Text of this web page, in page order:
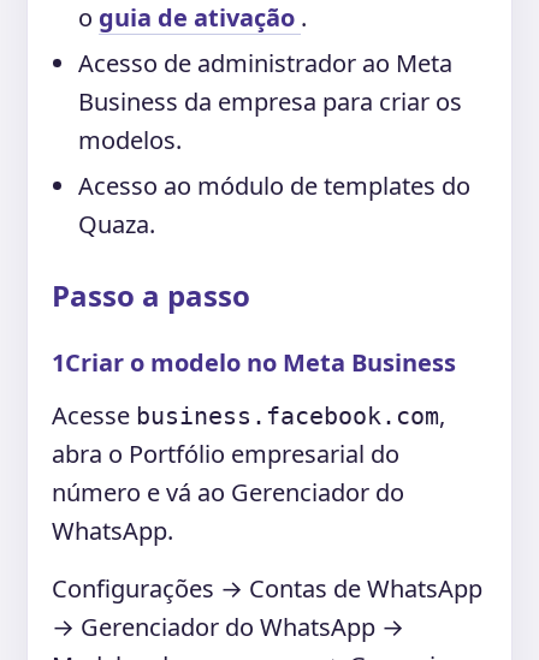
o guia de ativação .
Acesso de administrador ao Meta
Business da empresa para criar os
modelos.
Acesso ao módulo de templates do
Quaza.
Passo a passo
1Criar o modelo no Meta Business
Acesse business.facebook.com,
abra o Portfólio empresarial do
número e vá ao Gerenciador do
WhatsApp.
Configurações → Contas de WhatsApp
→ Gerenciador do WhatsApp →